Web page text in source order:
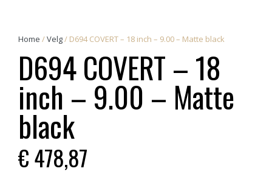
Home /Velg/ D694 COVERT – 18 inch – 9.00 – Matte black
D694 COVERT – 18
inch – 9.00 – Matte
black
€478,87